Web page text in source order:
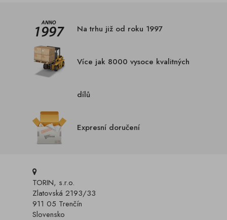
Na trhu již od roku 1997
Více jak 8000 vysoce kvalitných
dílů
Expresní doručení
TORIN, s.r.o.
Zlatovská 2193/33
911 05 Trenčín
Slovensko